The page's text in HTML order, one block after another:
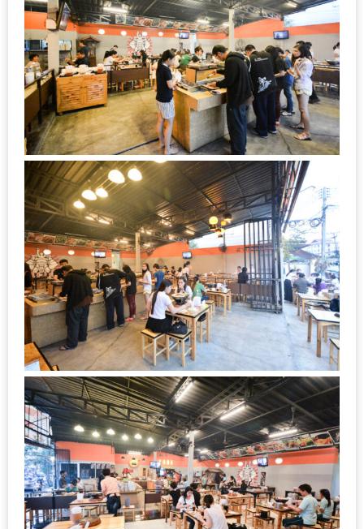
งาน
เดียว
ทั้ง
ช้อป
กิน
เที่ยว
พร้อม
โปร
โม
ชั่น
สำหรับ
คน
รัก
บ้าน
มากมาย
MAPS
MY
ACCOUNT
NEW
FACEBOOK
TIMELINE